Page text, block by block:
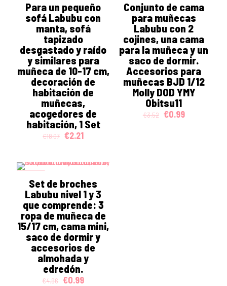
Para un pequeño
sofá Labubu con
manta, sofá
tapizado
desgastado y raído
y similares para
muñeca de 10-17 cm,
decoración de
habitación de
muñecas,
acogedores de
habitación, 1 Set
€18.07 Original
€18.07.
€2.21Current
€2.21.
Conjunto de cama
para muñecas
Labubu con 2
cojines, una cama
para la muñeca y un
saco de dormir.
Accesorios para
muñecas BJD 1/12
Molly DOD YMY
Obitsu11
€3.52 Original
€0.99Current
Set de broches
Labubu nivel 1 y 3
que comprende: 3
ropa de muñeca de
15/17 cm, cama mini,
saco de dormir y
accesorios de
almohada y
edredón.
€4.96 Original
€0.99Current